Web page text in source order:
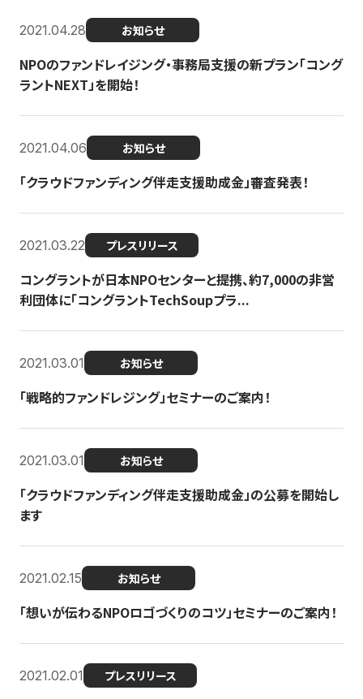
2021.04.28 お知らせ
NPOのファンドレイジング・事務局支援の新プラン「コング
ラントNEXT」を開始！
2021.04.06 お知らせ
「クラウドファンディング伴走支援助成金」審査発表！
2021.03.22 プレスリリース
コングラントが日本NPOセンターと提携、約7,000の非営
利団体に「コングラントTechSoupプラ...
2021.03.01 お知らせ
「戦略的ファンドレジング」セミナーのご案内！
2021.03.01 お知らせ
「クラウドファンディング伴走支援助成金」の公募を開始し
ます
2021.02.15 お知らせ
「想いが伝わるNPOロゴづくりのコツ」セミナーのご案内！
2021.02.01 プレスリリース